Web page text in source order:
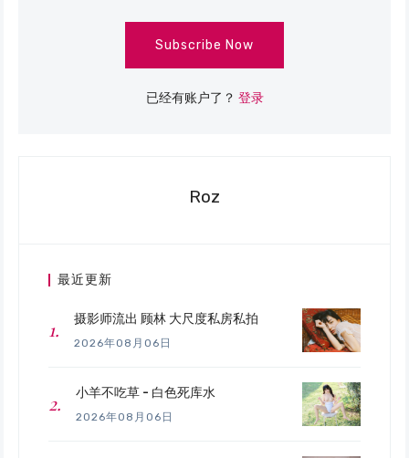
Subscribe Now
已经有账户了？ 登录
Roz
最近更新
摄影师流出 顾林 大尺度私房私拍
2026年08月06日
小羊不吃草 - 白色死库水
2026年08月06日